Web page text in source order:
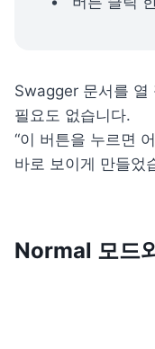
Swagger 문서를 열
필요도 없습니다.
“이 버튼을 누르면
바로 보이게 만들었
Normal 모드